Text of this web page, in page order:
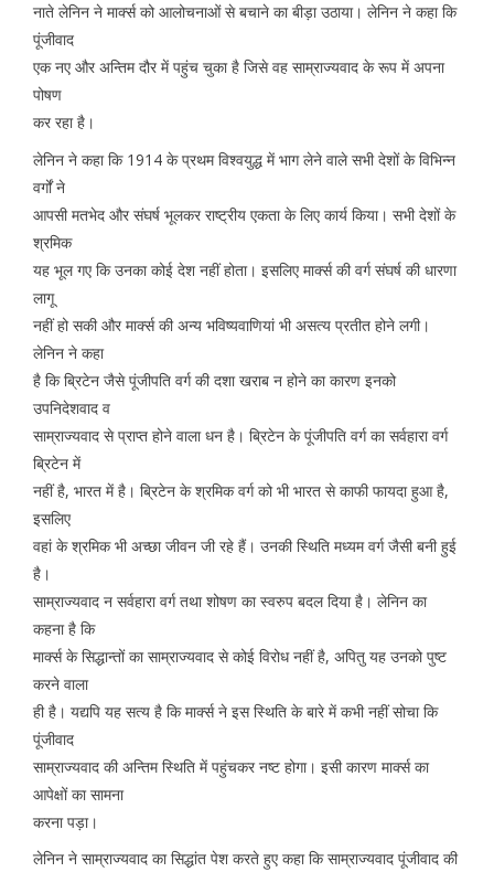
नाते लेनिन ने मार्क्स को आलोचनाओं से बचाने का बीड़ा उठाया। लेनिन ने कहा कि
पूंजीवाद
एक नए और अन्तिम दौर में पहुंच चुका है जिसे वह साम्राज्यवाद के रूप में अपना
पोषण
कर रहा है।
लेनिन ने कहा कि 1914 के प्रथम विश्वयुद्ध में भाग लेने वाले सभी देशों के विभिन्न
वर्गों ने
आपसी मतभेद और संघर्ष भूलकर राष्ट्रीय एकता के लिए कार्य किया। सभी देशों के
श्रमिक
यह भूल गए कि उनका कोई देश नहीं होता। इसलिए मार्क्स की वर्ग संघर्ष की धारणा
लागू
नहीं हो सकी और मार्क्स की अन्य भविष्यवाणियां भी असत्य प्रतीत होने लगी।
लेनिन ने कहा
है कि ब्रिटेन जैसे पूंजीपति वर्ग की दशा खराब न होने का कारण इनको
उपनिदेशवाद व
साम्राज्यवाद से प्राप्त होने वाला धन है। ब्रिटेन के पूंजीपति वर्ग का सर्वहारा वर्ग
ब्रिटेन में
नहीं है, भारत में है। ब्रिटेन के श्रमिक वर्ग को भी भारत से काफी फायदा हुआ है,
इसलिए
वहां के श्रमिक भी अच्छा जीवन जी रहे हैं। उनकी स्थिति मध्यम वर्ग जैसी बनी हुई
है।
साम्राज्यवाद न सर्वहारा वर्ग तथा शोषण का स्वरुप बदल दिया है। लेनिन का
कहना है कि
मार्क्स के सिद्धान्तों का साम्राज्यवाद से कोई विरोध नहीं है, अपितु यह उनको पुष्ट
करने वाला
ही है। यद्यपि यह सत्य है कि मार्क्स ने इस स्थिति के बारे में कभी नहीं सोचा कि
पूंजीवाद
साम्राज्यवाद की अन्तिम स्थिति में पहुंचकर नष्ट होगा। इसी कारण मार्क्स का
आपेक्षों का सामना
करना पड़ा।
लेनिन ने साम्राज्यवाद का सिद्धांत पेश करते हुए कहा कि साम्राज्यवाद पूंजीवाद की